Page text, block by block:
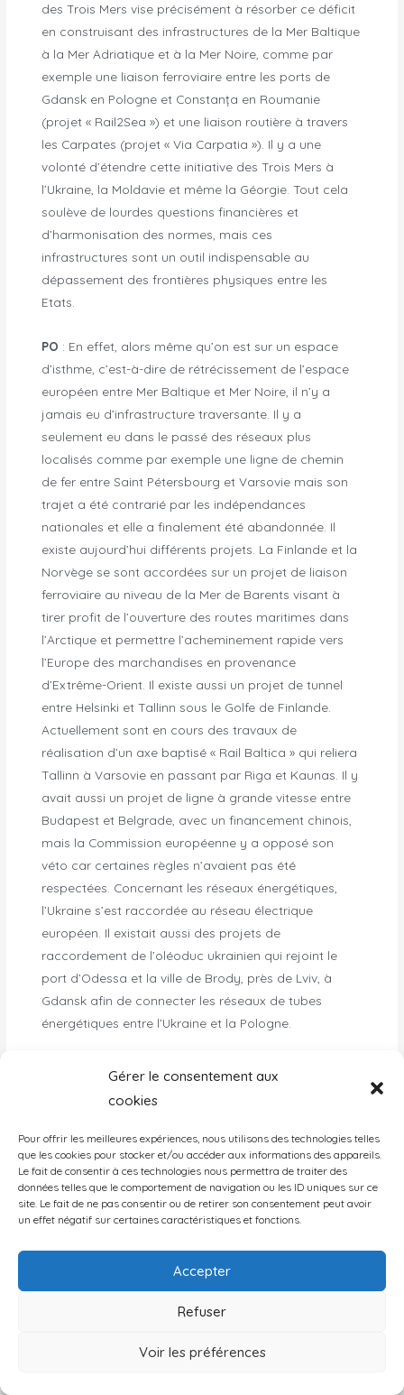
Gérer le consentement aux
cookies
Pour offrir les meilleures expériences, nous utilisons des technologies telles
que les cookies pour stocker et/ou accéder aux informations des appareils.
Le fait de consentir à ces technologies nous permettra de traiter des
données telles que le comportement de navigation ou les ID uniques sur ce
site. Le fait de ne pas consentir ou de retirer son consentement peut avoir
un effet négatif sur certaines caractéristiques et fonctions.
Accepter
Refuser
Voir les préférences
des Trois Mers vise précisément à résorber ce déficit
en construisant des infrastructures de la Mer Baltique
à la Mer Adriatique et à la Mer Noire, comme par
exemple une liaison ferroviaire entre les ports de
Gdansk en Pologne et Constanța en Roumanie
(projet « Rail2Sea ») et une liaison routière à travers
les Carpates (projet « Via Carpatia »). Il y a une
volonté d’étendre cette initiative des Trois Mers à
l’Ukraine, la Moldavie et même la Géorgie. Tout cela
soulève de lourdes questions financières et
d’harmonisation des normes, mais ces
infrastructures sont un outil indispensable au
dépassement des frontières physiques entre les
Etats.
PO : En effet, alors même qu’on est sur un espace
d’isthme, c’est-à-dire de rétrécissement de l’espace
européen entre Mer Baltique et Mer Noire, il n’y a
jamais eu d’infrastructure traversante. Il y a
seulement eu dans le passé des réseaux plus
localisés comme par exemple une ligne de chemin
de fer entre Saint Pétersbourg et Varsovie mais son
trajet a été contrarié par les indépendances
nationales et elle a finalement été abandonnée. Il
existe aujourd’hui différents projets. La Finlande et la
Norvège se sont accordées sur un projet de liaison
ferroviaire au niveau de la Mer de Barents visant à
tirer profit de l’ouverture des routes maritimes dans
l’Arctique et permettre l’acheminement rapide vers
l’Europe des marchandises en provenance
d’Extrême-Orient. Il existe aussi un projet de tunnel
entre Helsinki et Tallinn sous le Golfe de Finlande.
Actuellement sont en cours des travaux de
réalisation d’un axe baptisé « Rail Baltica » qui reliera
Tallinn à Varsovie en passant par Riga et Kaunas. Il y
avait aussi un projet de ligne à grande vitesse entre
Budapest et Belgrade, avec un financement chinois,
mais la Commission européenne y a opposé son
véto car certaines règles n’avaient pas été
respectées. Concernant les réseaux énergétiques,
l’Ukraine s’est raccordée au réseau électrique
européen. Il existait aussi des projets de
raccordement de l’oléoduc ukrainien qui rejoint le
port d’Odessa et la ville de Brody, près de Lviv, à
Gdansk afin de connecter les réseaux de tubes
énergétiques entre l’Ukraine et la Pologne.
Cette structuration Nord-Sud plutôt que
seulement Est-Ouest pourrait permettre de
de la région. L’UE a bien compris cet intérêt
en lançant le développement de grands
corridors de transport à l’échelle du
concrétiser car, d’ampleur pharaonique, ils